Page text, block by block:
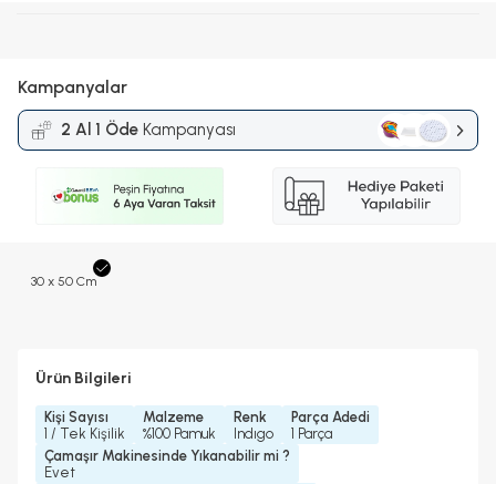
Kampanyalar
2 Al 1 Öde Kampanyası
30 x 50 Cm
Ürün Bilgileri
Kişi Sayısı
1 / Tek Kişilik
Malzeme
%100 Pamuk
Renk
Indıgo
Parça Adedi
1 Parça
Çamaşır Makinesinde Yıkanabilir mi ?
Evet